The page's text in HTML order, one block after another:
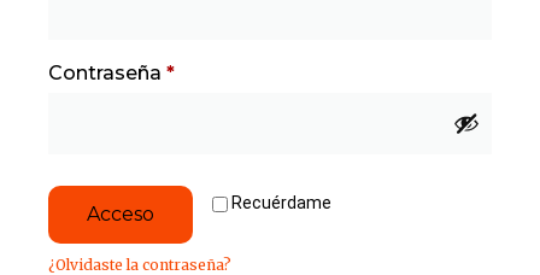
Contraseña *
Recuérdame
Acceso
¿Olvidaste la contraseña?